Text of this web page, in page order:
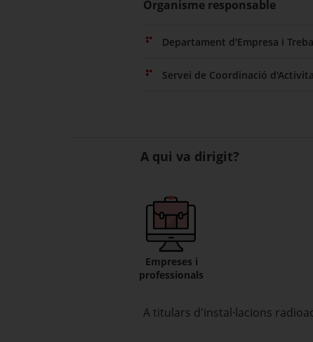
Organisme responsable
Departament d'Empresa i
Servei de Coordinació
A qui va dirigit?
Empreses i
professionals
A titulars d'instal·lacions